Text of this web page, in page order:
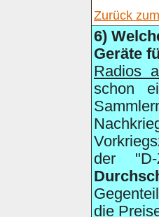
Zurück
6)
Geräte
Radios
schon
der
die